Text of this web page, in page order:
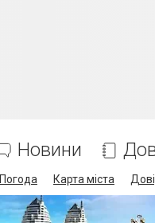
Новини
Погода Карта міста